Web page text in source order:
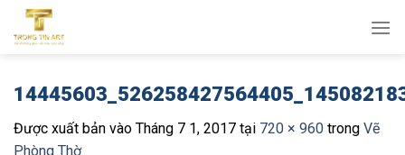
qua
Được xuất bản vào Tháng 7 1, 2017 tại 720 × 960 trong Vẽ
Phòng Thờ